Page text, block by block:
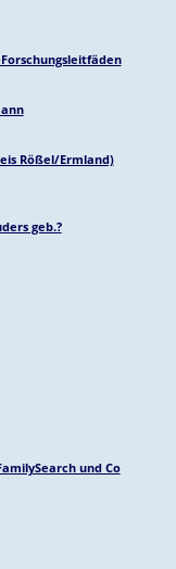
Rößel/Ermland)
geb.?
und Co